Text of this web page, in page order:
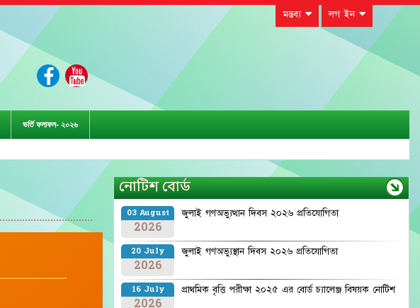
মন্তব্য লগ ইন
ভর্তি ফলাফল- ২০২৬
নোটিশ বোর্ড
03 August
2026
জুলাই গণঅভ্যুত্থান দিবস ২০২৬ প্রতিযোগিতা
20 July
2026
জুলাই গণঅভ্যুস্থান দিবস ২০২৬ প্রতিযোগিতা
16 July
2026
প্রাথমিক বৃত্তি পরীক্ষা ২০২৫ এর বোর্ড চ্যালেঞ্জ বিষয়ক নোটিশ